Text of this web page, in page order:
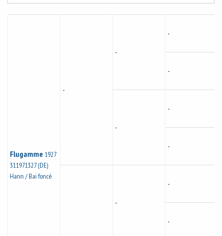
Flugamme 1927
311971327 (DE)
Hann / Bai foncé
-
-
-
-
-
-
-
-
-
-